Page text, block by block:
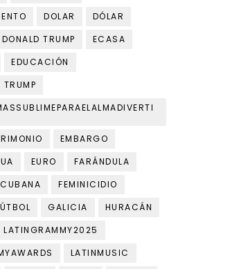
DOLAR
DÓLAR
DONALD TRUMP
ECASA
EDUCACIÓN
TRUMP
EMBARGO
EURO
FARÁNDULA
FEMINICIDIO
GALICIA
HURACÁN
LATINGRAMMY2025
LATINMUSIC